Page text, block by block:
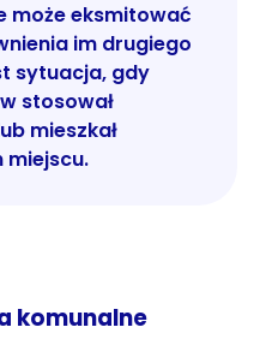
może eksmitować
im drugiego
sytuacja, gdy
stosował
mieszkał
miejscu.
komunalne